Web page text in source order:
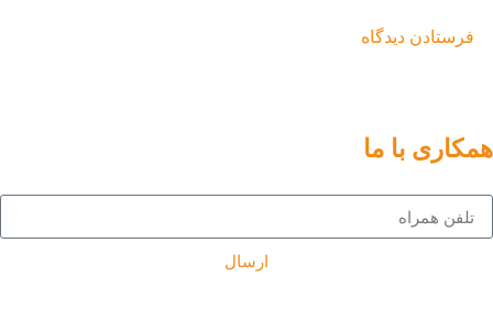
با ما
ارسال